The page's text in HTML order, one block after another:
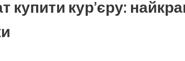
купити кур’єру: